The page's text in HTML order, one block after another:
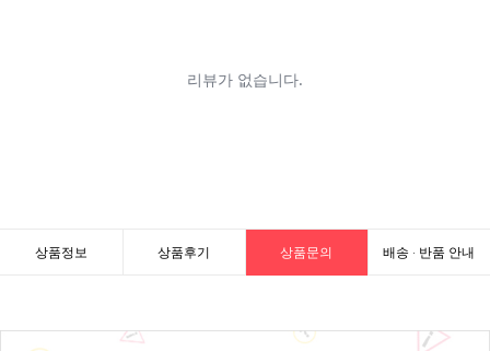
상품정보 상품후기 상품문의 배송 · 반품 안내